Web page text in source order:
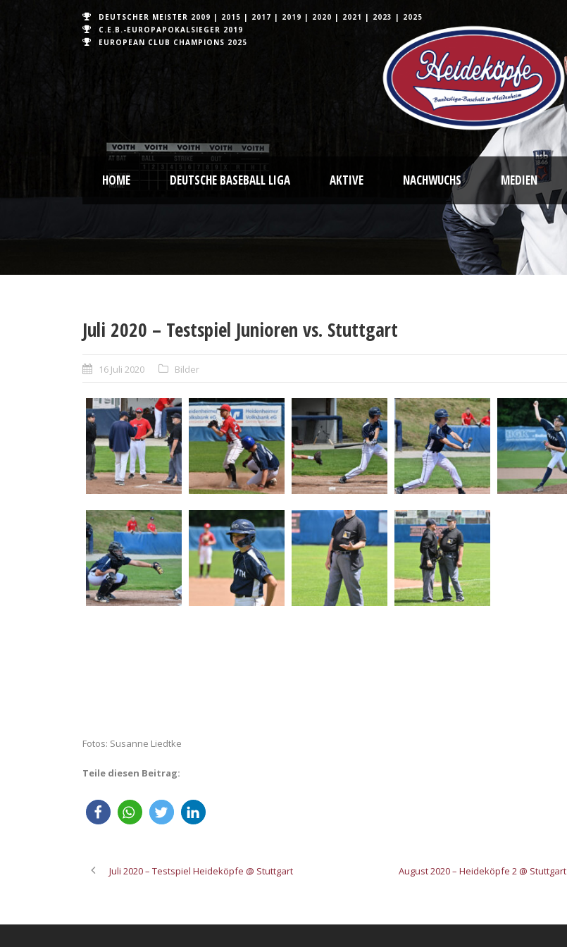
DEUTSCHER MEISTER 2009 | 2015 | 2017 | 2019 | 2020 | 2021 | 2023 | 2025
C.E.B.-EUROPAPOKALSIEGER 2019
EUROPEAN CLUB CHAMPIONS 2025
HOME DEUTSCHE BASEBALL LIGA AKTIVE NACHWUCHS MEDIEN
Juli 2020 – Testspiel Junioren vs. Stuttgart
16 Juli 2020 Bilder
Fotos: Susanne Liedtke
Teile diesen Beitrag:
Juli 2020 – Testspiel Heideköpfe @ Stuttgart August 2020 – Heideköpfe 2 @ Stuttgart